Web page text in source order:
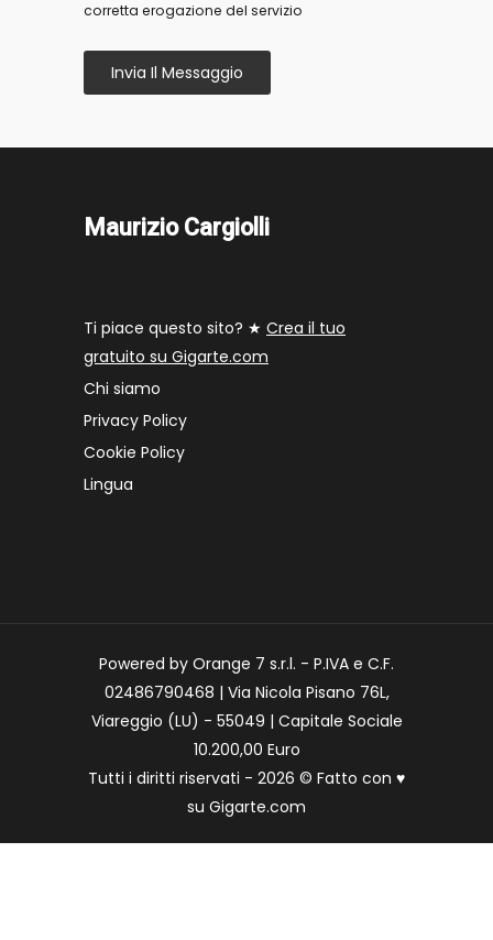
corretta erogazione del servizio
Invia Il Messaggio
Maurizio Cargiolli
Ti piace questo sito? ★ Crea il tuo
gratuito su Gigarte.com
Chi siamo
Privacy Policy
Cookie Policy
Lingua
Powered by Orange 7 s.r.l. - P.IVA e C.F.
02486790468 | Via Nicola Pisano 76L,
Viareggio (LU) - 55049 | Capitale Sociale
10.200,00 Euro
Tutti i diritti riservati - 2026 © Fatto con ♥
su Gigarte.com